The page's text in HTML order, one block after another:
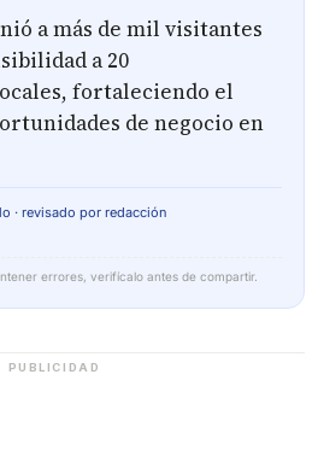
a más de mil visitantes
a 20
fortaleciendo el
de negocio en
· revisado por redacción
errores, verifícalo antes de compartir.
PUBLICIDAD